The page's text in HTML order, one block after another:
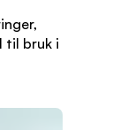
til bruk i